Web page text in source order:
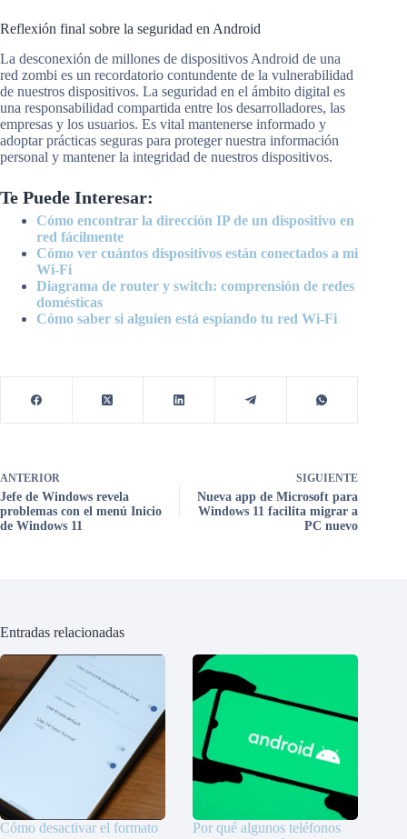
Reflexión final sobre la seguridad en Android
La desconexión de millones de dispositivos Android de una
red zombi es un recordatorio contundente de la vulnerabilidad
de nuestros dispositivos. La seguridad en el ámbito digital es
una responsabilidad compartida entre los desarrolladores, las
empresas y los usuarios. Es vital mantenerse informado y
adoptar prácticas seguras para proteger nuestra información
personal y mantener la integridad de nuestros dispositivos.
Te Puede Interesar:
Cómo encontrar la dirección IP de un dispositivo en
red fácilmente
Cómo ver cuántos dispositivos están conectados a mi
Wi-Fi
Diagrama de router y switch: comprensión de redes
domésticas
Cómo saber si alguien está espiando tu red Wi-Fi
ANTERIOR
Jefe de Windows revela
problemas con el menú Inicio
de Windows 11
SIGUIENTE
Nueva app de Microsoft para
Windows 11 facilita migrar a
PC nuevo
Entradas relacionadas
Cómo desactivar el formato
Por qué algunos teléfonos